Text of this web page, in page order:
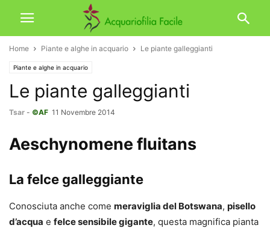
Home Piante e alghe in acquario Le piante galleggianti
Piante e alghe in acquario
Le piante galleggianti
Tsar - ©AF 11 Novembre 2014
Aeschynomene fluitans
La felce galleggiante
Conosciuta anche come meraviglia del Botswana, pisello
d’acqua e felce sensibile gigante, questa magnifica pianta